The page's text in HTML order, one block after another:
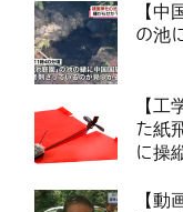
【中
の池
【工
た紙
に操
【動